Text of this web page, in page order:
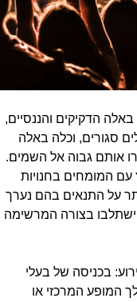
באלה הדקיקים והננסיים,
סגורים, וכלה באלה
אותם גבוה אל השמים.
עם המומחים בחנויות
על התנאים בהם נערך
ישתלבו בצורה המרשימה
בכניסה של בעלי
המופע המרכזי או